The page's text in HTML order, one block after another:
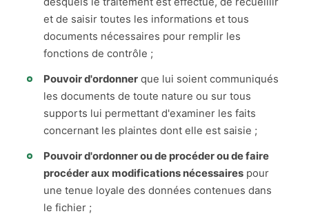
et de saisir toutes les informations et tous
documents nécessaires pour remplir les
fonctions de contrôle ;
Pouvoir d'ordonner que lui soient communiqués
les documents de toute nature ou sur tous
supports lui permettant d'examiner les faits
concernant les plaintes dont elle est saisie ;
Pouvoir d'ordonner ou de procéder ou de faire
procéder aux modifications nécessaires pour
une tenue loyale des données contenues dans
le fichier ;